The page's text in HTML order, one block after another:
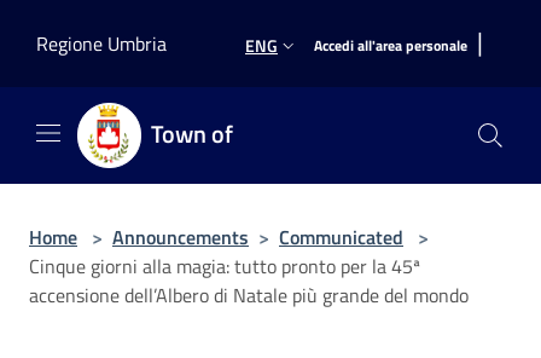
Regione Umbria
ENG Accedi all'area personale |
Town of
Home > Announcements > Communicated >
Cinque giorni alla magia: tutto pronto per la 45ª
accensione dell’Albero di Natale più grande del mondo